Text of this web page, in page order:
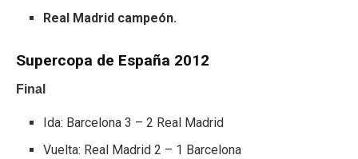
Real Madrid campeón.
Supercopa de España 2012
Final
Ida: Barcelona 3 – 2 Real Madrid
Vuelta: Real Madrid 2 – 1 Barcelona